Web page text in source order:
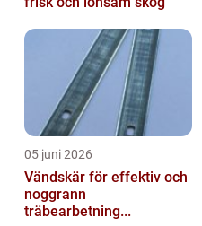
05 juni 2026
Vändskär för effektiv och
noggrann
träbearbetning...